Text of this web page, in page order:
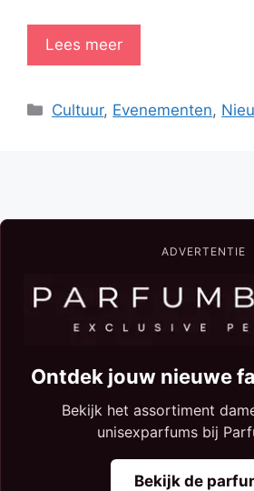
Lees meer
Categorieën
Cultuur, Evenementen,
ADVERTENTIE
Ontdek jouw nieuwe
Bekijk het assortiment
unisexparfums bij
Bekijk de